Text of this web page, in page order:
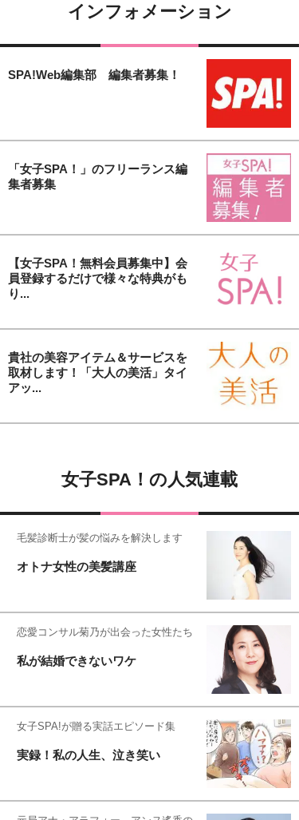
インフォメーション
SPA!Web編集部 編集者募集！
「女子SPA！」のフリーランス編
集者募集
【女子SPA！無料会員募集中】会
員登録するだけで様々な特典がも
り...
貴社の美容アイテム＆サービスを
取材します！「大人の美活」タイ
アッ...
女子SPA！の人気連載
毛髪診断士が髪の悩みを解決します
オトナ女性の美髪講座
恋愛コンサル菊乃が出会った女性たち
私が結婚できないワケ
女子SPA!が贈る実話エピソード集
実録！私の人生、泣き笑い